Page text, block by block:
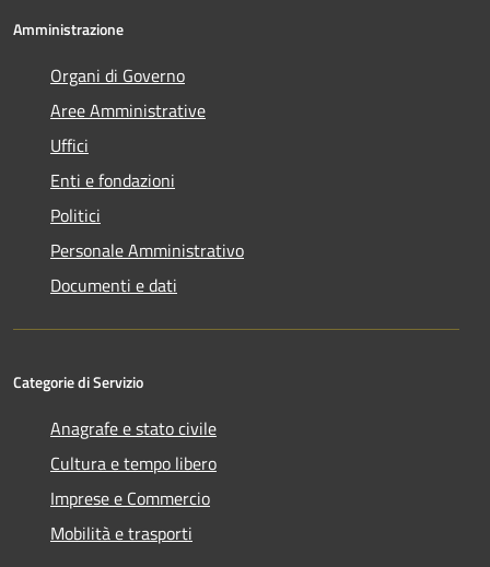
Amministrazione
Organi di Governo
Aree Amministrative
Uffici
Enti e fondazioni
Politici
Personale Amministrativo
Documenti e dati
Categorie di Servizio
Anagrafe e stato civile
Cultura e tempo libero
Imprese e Commercio
Mobilità e trasporti